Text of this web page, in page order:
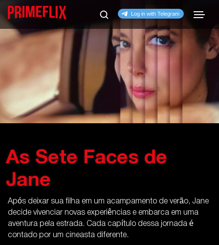
As Sete Faces de
Jane
Após deixar sua filha em um acampamento de verão, Jane
decide vivenciar novas experiências e embarca em uma
aventura pela estrada. Cada capítulo dessa jornada é
contado por um cineasta diferente.